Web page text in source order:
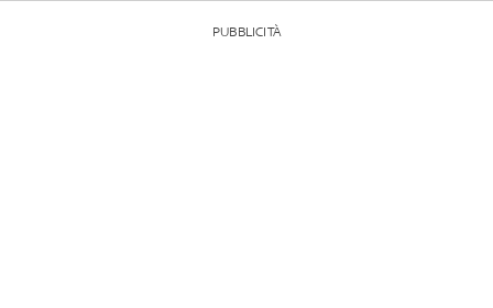
PUBBLICITÀ